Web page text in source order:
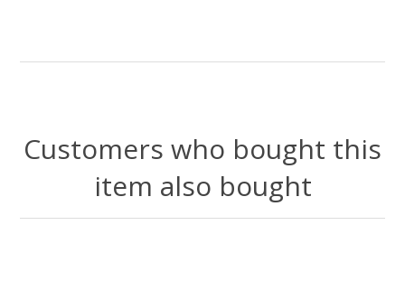
Customers who bought this
item also bought